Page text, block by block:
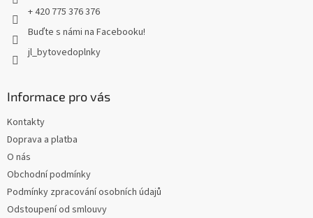
+ 420 775 376 376
Buďte s námi na Facebooku!
jl_bytovedoplnky
Informace pro vás
Kontakty
Doprava a platba
O nás
Obchodní podmínky
Podmínky zpracování osobních údajů
Odstoupení od smlouvy